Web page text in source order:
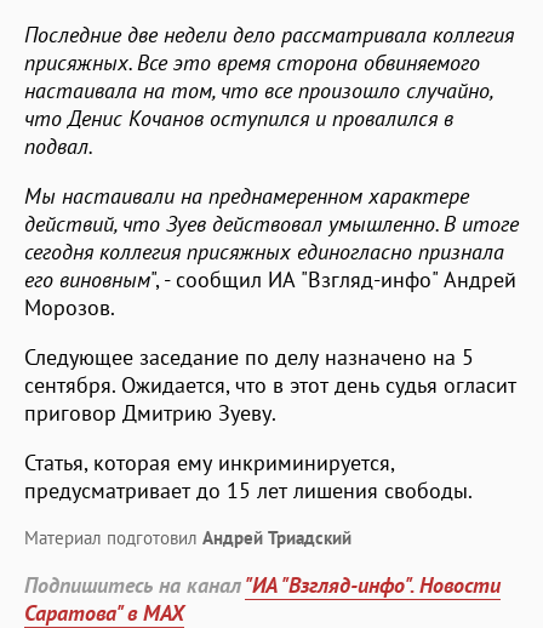
Последние две недели дело рассматривала коллегия
присяжных. Все это время сторона обвиняемого
настаивала на том, что все произошло случайно,
что Денис Кочанов оступился и провалился в
подвал.
Мы настаивали на преднамеренном характере
действий, что Зуев действовал умышленно. В итоге
сегодня коллегия присяжных единогласно признала
его виновным", - сообщил ИА "Взгляд-инфо" Андрей
Морозов.
Следующее заседание по делу назначено на 5
сентября. Ожидается, что в этот день судья огласит
приговор Дмитрию Зуеву.
Статья, которая ему инкриминируется,
предусматривает до 15 лет лишения свободы.
Материал подготовил Андрей Триадский
Подпишитесь на канал"ИА "Взгляд-инфо". Новости
Саратова" в MAX